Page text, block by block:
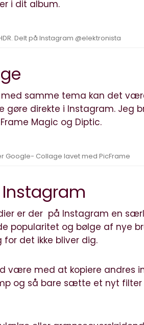
i dit album.
Delt på Instagram @elektronista
med samme tema kan det
gøre direkte i Instagram. Jeg
Magic og Diptic.
Google- Collage lavet med PicFrame
er der på Instagram en
popularitet og bølge af nye
for det ikke bliver dig.
være med at kopiere andres
og så bare sætte et nyt filter